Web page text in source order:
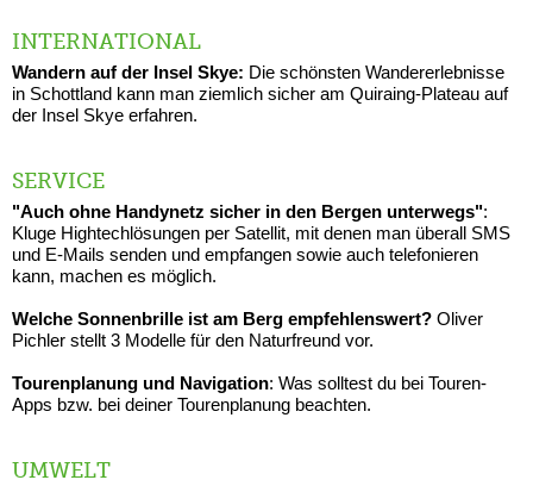
INTERNATIONAL
Wandern auf der Insel Skye: Die schönsten Wandererlebnisse
in Schottland kann man ziemlich sicher am Quiraing-Plateau auf
der Insel Skye erfahren.
SERVICE
"Auch ohne Handynetz sicher in den Bergen unterwegs":
Kluge Hightechlösungen per Satellit, mit denen man überall SMS
und E-Mails senden und empfangen sowie auch telefonieren
kann, machen es möglich.
Welche Sonnenbrille ist am Berg empfehlenswert? Oliver
Pichler stellt 3 Modelle für den Naturfreund vor.
Tourenplanung und Navigation: Was solltest du bei Touren-
Apps bzw. bei deiner Tourenplanung beachten.
UMWELT